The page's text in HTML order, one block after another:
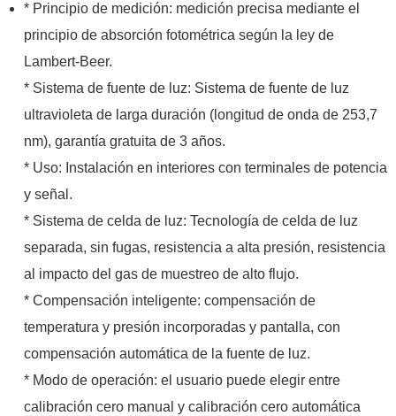
* Principio de medición: medición precisa mediante el
principio de absorción fotométrica según la ley de
Lambert-Beer.
* Sistema de fuente de luz: Sistema de fuente de luz
ultravioleta de larga duración (longitud de onda de 253,7
nm), garantía gratuita de 3 años.
* Uso: Instalación en interiores con terminales de potencia
y señal.
* Sistema de celda de luz: Tecnología de celda de luz
separada, sin fugas, resistencia a alta presión, resistencia
al impacto del gas de muestreo de alto flujo.
* Compensación inteligente: compensación de
temperatura y presión incorporadas y pantalla, con
compensación automática de la fuente de luz.
* Modo de operación: el usuario puede elegir entre
calibración cero manual y calibración cero automática